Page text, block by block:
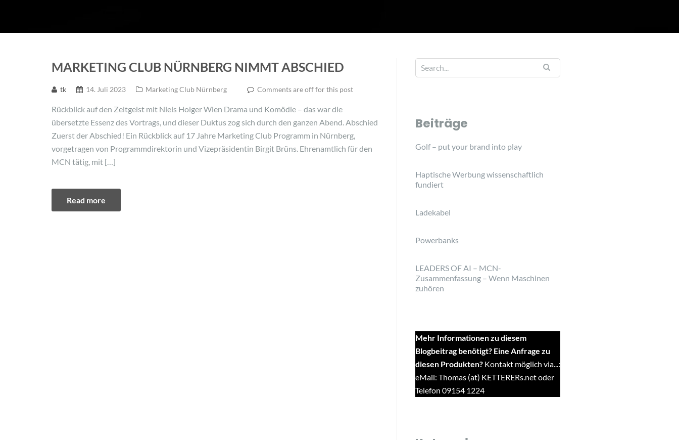
MARKETING CLUB NÜRNBERG NIMMT ABSCHIED
tk 14. Juli 2023 Marketing Club Nürnberg Comments are off for this post
Rückblick auf den Zeitgeist mit Niels Holger Wien Drama und Komödie – das war die
übersetzte Essenz des Vortrags, und dieser Duktus zog sich durch den ganzen Abend. Abschied
Zuerst der Abschied! Ein Rückblick auf 17 Jahre Marketing Club Programm in Nürnberg,
vorgetragen von Programmdirektorin und Vizepräsidentin Birgit Brüns. Ehrenamtlich für den
MCN tätig, mit […]
Read more
Beiträge
Golf – put your brand into play
Haptische Werbung wissenschaftlich
fundiert
Ladekabel
Powerbanks
LEADERS OF AI – MCN-
Zusammenfassung – Wenn Maschinen
zuhören
Mehr Informationen zu diesem
Blogbeitrag benötigt? Eine Anfrage zu
diesen Produkten?Kontakt möglich via...:
eMail: Thomas (at) KETTERERs.net oder
Telefon 09154 1224